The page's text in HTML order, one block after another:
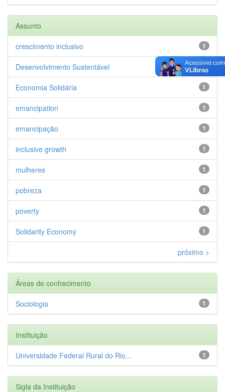
Assunto
1
crescimento inclusivo
1
Desenvolvimento Sustentável
1
Economia Solidária
1
emancipation
1
emancipação
1
inclusive growth
1
mulheres
1
pobreza
1
poverty
1
Solidarity Economy
próximo >
Áreas de conhecimento
1
Sociologia
Instituição
1
Universidade Federal Rural do Rio...
Sigla da Instituição